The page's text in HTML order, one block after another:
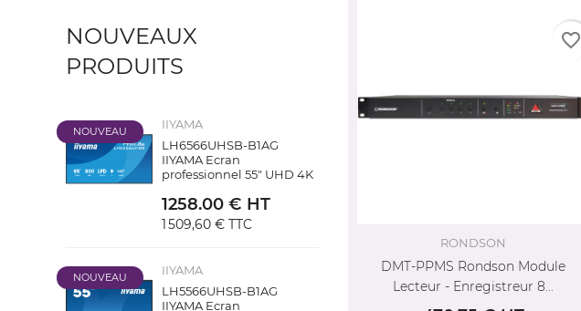
NOUVEAUX
PRODUITS
NOUVEAU
IIYAMA
LH6566UHSB-B1AG
IIYAMA Ecran
professionnel 55" UHD 4K
1258.00 € HT
1 509,60 € TTC
NOUVEAU
IIYAMA
LH5566UHSB-B1AG
IIYAMA Ecran
RONDSON
DMT-PPMS Rondson Module
Lecteur - Enregistreur 8...
favorite_border